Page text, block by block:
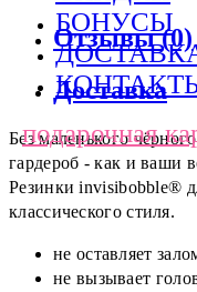
БОНУСЫ
подарочная
Отзывы (0)
Доставка
Без маленького
гардероб - как и ваши
Резинки invisibobble®
классического стиля.
не оставляет
не вызывает